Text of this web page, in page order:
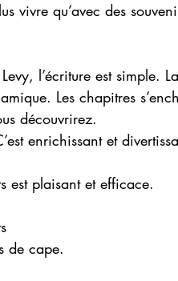
vivre qu’avec des
l’écriture est simple. La
Les chapitres
découvrirez.
enrichissant et
est plaisant et efficace.
de cape.